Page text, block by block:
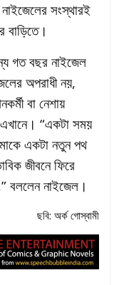
সংস্থারই
বাড়িতে।
গত বছর নাইজেল
অপরাধী নয়,
বা নেশায়
“একটা সময়
একটা নতুন পথ
জীবনে ফিরে
বললেন নাইজেল।
ছবি: অর্ক গোস্বামী